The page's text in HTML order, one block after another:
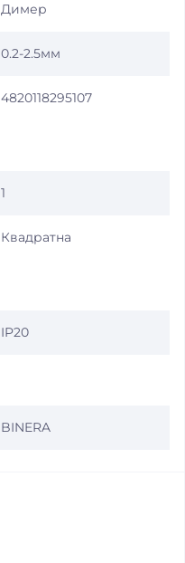
Димер
0.2-2.5мм
4820118295107
1
Квадратна
IP20
BINERA